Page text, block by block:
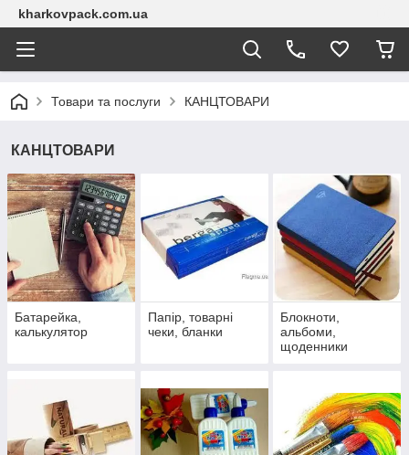
kharkovpack.com.ua
Товари та послуги КАНЦТОВАРИ
КАНЦТОВАРИ
Батарейка,
калькулятор
Папір, товарні
чеки, бланки
Блокноти,
альбоми,
щоденники